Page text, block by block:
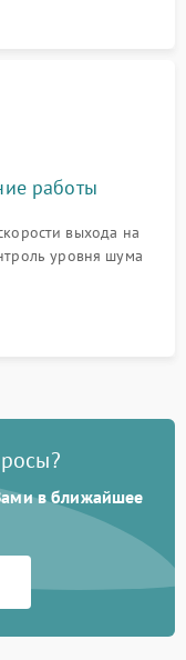
работы
выхода на
уровня шума
и корректного
оттайки.
в ближайшее